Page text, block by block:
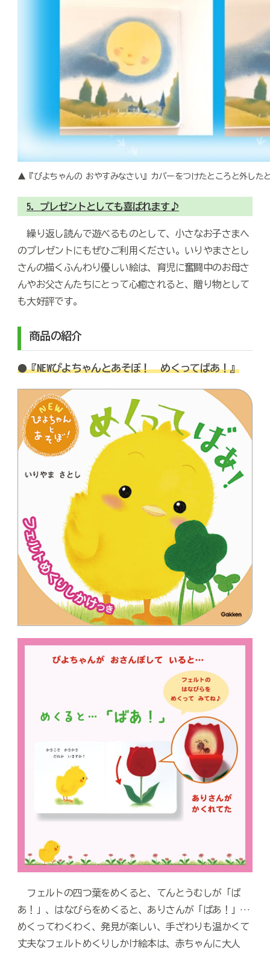
▲『ぴよちゃんの おやすみなさい』カバーをつけたところと外した
5. プレゼントとしても喜ばれます♪
繰り返し読んで遊べるものとして、小さなお子さまへ
のプレゼントにもぜひご利用ください。いりやまさとし
さんの描くふんわり優しい絵は、育児に奮闘中のお母さ
んやお父さんたちにとって心癒されると、贈り物として
も大好評です。
商品の紹介
●『NEWぴよちゃんとあそぼ！ めくってばあ！』
フェルトの四つ葉をめくると、てんとうむしが「ば
あ！」、はなびらをめくると、ありさんが「ばあ！」…
めくってわくわく、発見が楽しい、手ざわりも温かくて
丈夫なフェルトめくりしかけ絵本は、赤ちゃんに大人